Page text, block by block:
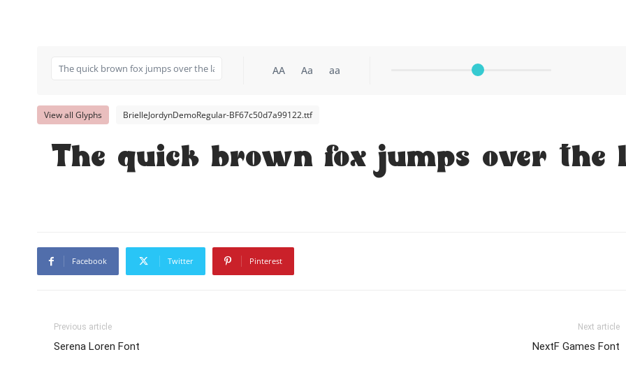
AA Aa aa
View all Glyphs BrielleJordynDemoRegular-BF67c50d7a99122.ttf
The quick brown fox jumps over the
Facebook Twitter Pinterest
Previous article
Serena Loren Font
Next article
NextF Games Font